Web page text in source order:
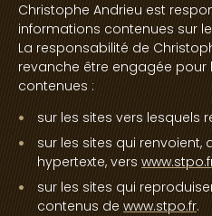
Christophe Andrieu est
informations contenues sur
La responsabilité de
revanche être engagée pour
contenues :
sur les sites vers lesquels
sur les sites qui renvoient,
hypertexte, vers
sur les sites qui
contenus de www.stpo.fr.